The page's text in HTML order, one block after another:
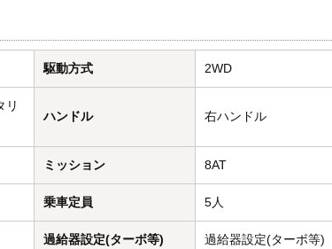
駆動方式 2WD
リ
ハンドル 右ハンドル
ミッション 8AT
乗車定員 5人
過給器設定(ターボ等) 過給器設定(ターボ等)